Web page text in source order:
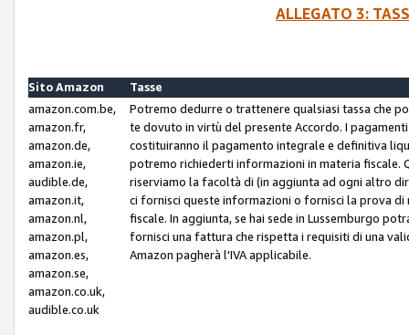
ALLEGATO 3:
Sito Amazon
Tasse
amazon.com.be,
amazon.fr,
amazon.de,
amazon.ie,
audible.de,
amazon.it,
amazon.nl,
amazon.pl,
amazon.es,
amazon.se,
amazon.co.uk,
audible.co.uk
Potremo dedurre o trattenere qualsiasi tassa che
te dovuto in virtù del presente Accordo. I
costituiranno il pagamento integrale e definitiva
potremo richiederti informazioni in materia fiscale.
riserviamo la facoltà di (in aggiunta ad ogni altro
ci fornisci queste informazioni o fornisci la prova
fiscale. In aggiunta, se hai sede in Lussemburgo
fornisci una fattura che rispetta i requisiti di una
Amazon pagherà l'IVA applicabile.